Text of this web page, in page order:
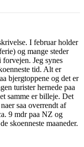
I februar holder
og mange steder
Jeg synes
tid. Alt er
bjergtoppene og det er
turister hernede paa
samme er billeje. Det
saa overrendt af
9 mdr paa NZ og
skoenneste maaneder.